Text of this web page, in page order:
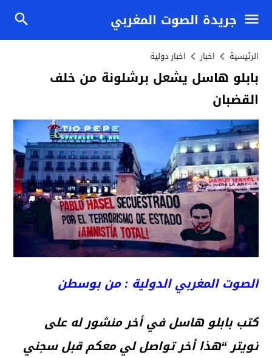
جريدة الصوت المغربي
الرئيسية اخبار اخبار دولية
بابلو هاسل يشعل برشلونة من خلف
القضبان
الصوت المغربي الدولية : من بوسطن
كتب بابلو هاسل في أخر منشور له على
تويتر “هذا أخر تواصل لي معكم قبل سجني